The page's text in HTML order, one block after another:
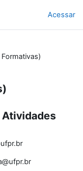
Acessar
Atividades